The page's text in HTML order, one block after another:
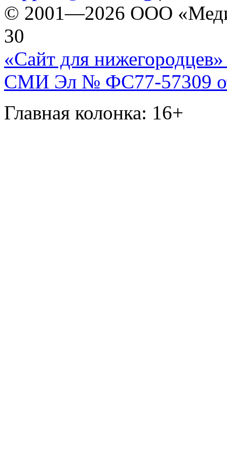
© 2001—2026 ООО
30
«Сайт для нижегородцев»
СМИ Эл № ФС77-57309
Главная колонка: 16+